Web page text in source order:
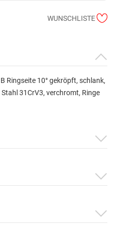
WUNSCHLISTE
Ringseite 10° gekröpft, schlank,
31CrV3, verchromt, Ringe